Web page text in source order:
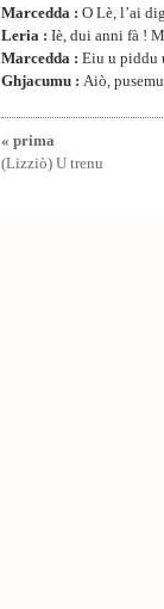
Marcedda : O Lè, l’ai
Leria : Iè, dui anni fà !
Marcedda : Eiu u piddu
Ghjacumu : Aiò,
« prima
(Lizziò) U trenu